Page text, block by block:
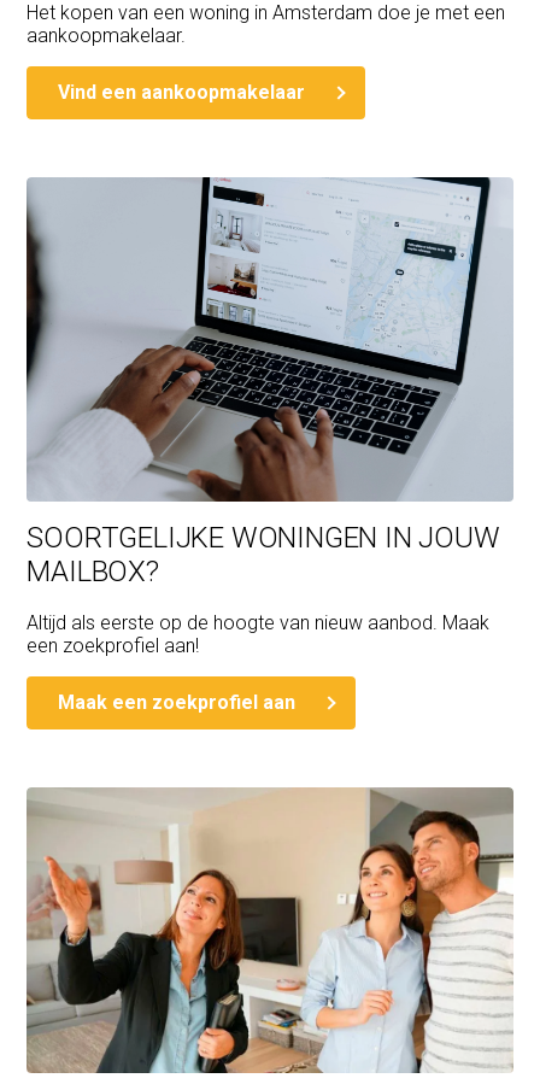
Het kopen van een woning in Amsterdam doe je met een
aankoopmakelaar.
Vind een aankoopmakelaar
SOORTGELIJKE WONINGEN IN JOUW
MAILBOX?
Altijd als eerste op de hoogte van nieuw aanbod. Maak
een zoekprofiel aan!
Maak een zoekprofiel aan